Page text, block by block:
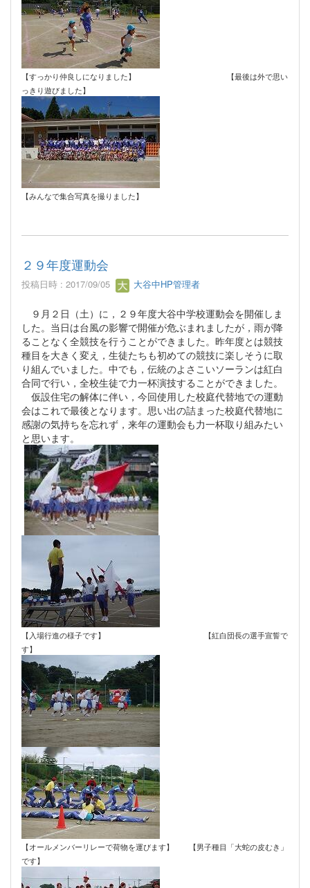
【すっかり仲良しになりました】 【最後は外で思い
っきり遊びました】
【みんなで集合写真を撮りました】
２９年度運動会
投稿日時 : 2017/09/05 大谷中HP管理者
９月２日（土）に，２９年度大谷中学校運動会を開催しま
した。当日は台風の影響で開催が危ぶまれましたが，雨が降
ることなく全競技を行うことができました。昨年度とは競技
種目を大きく変え，生徒たちも初めての競技に楽しそうに取
り組んでいました。中でも，伝統のよさこいソーランは紅白
合同で行い，全校生徒で力一杯演技することができました。
仮設住宅の解体に伴い，今回使用した校庭代替地での運動
会はこれで最後となります。思い出の詰まった校庭代替地に
感謝の気持ちを忘れず，来年の運動会も力一杯取り組みたい
と思います。
【入場行進の様子です】 【紅白団長の選手宣誓で
す】
【オールメンバーリレーで荷物を運びます】 【男子種目「大蛇の皮むき」
です】